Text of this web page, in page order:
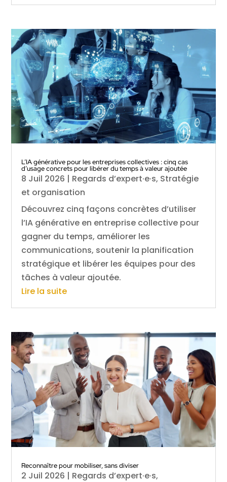
L’IA générative pour les entreprises collectives : cinq cas
d’usage concrets pour libérer du temps à valeur ajoutée
8 Juil 2026 | Regards d’expert·e·s, Stratégie
et organisation
Découvrez cinq façons concrètes d’utiliser
l’IA générative en entreprise collective pour
gagner du temps, améliorer les
communications, soutenir la planification
stratégique et libérer les équipes pour des
tâches à valeur ajoutée.
Lire la suite
Reconnaître pour mobiliser, sans diviser
2 Juil 2026 | Regards d’expert·e·s,